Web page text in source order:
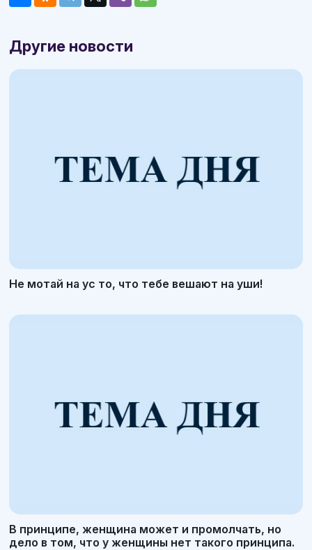
Другие новости
Не мотай на ус то, что тебе вешают на уши!
В принципе, женщина может и промолчать, но
дело в том, что у женщины нет такого принципа.